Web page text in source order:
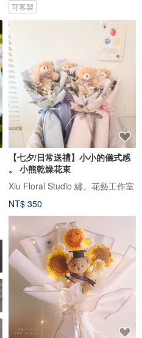
可客製
【七夕/日常送禮】小小的儀式感
。 小熊乾燥花束
Xiu Floral Studio 繡。花藝工作室
NT$ 350